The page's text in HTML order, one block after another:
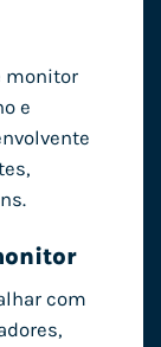
monitor
e
com